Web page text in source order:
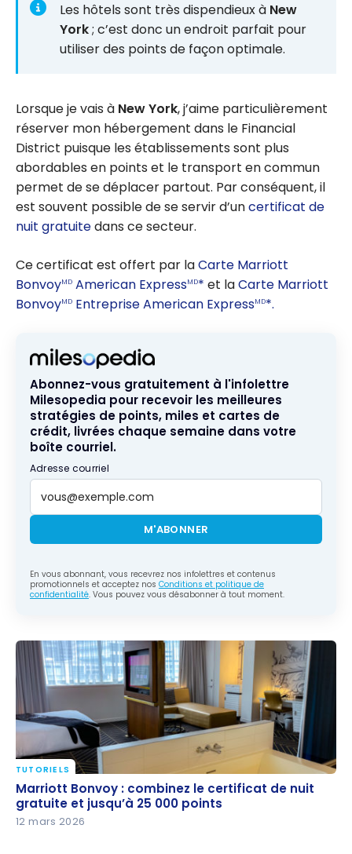
Les hôtels sont très dispendieux à New
York; c’est donc un endroit parfait pour
utiliser des points de façon optimale.
Lorsque je vais à New York, j’aime particulièrement
réserver mon hébergement dans le Financial
District puisque les établissements sont plus
abordables en points et le transport en commun
permet de se déplacer partout. Par conséquent, il
est souvent possible de se servir d’uncertificat de
nuit gratuitedans ce secteur.
Ce certificat est offert par laCarte Marriott
BonvoyMD American ExpressMD* et laCarte Marriott
BonvoyMD Entreprise American ExpressMD*.
Abonnez-vous gratuitement à l'infolettre
Milesopedia pour recevoir les meilleures
stratégies de points, miles et cartes de
crédit, livrées chaque semaine dans votre
boîte courriel.
Adresse courriel
M'ABONNER
En vous abonnant, vous recevrez nos infolettres et contenus
promotionnels et acceptez nos Conditions et politique de
confidentialité. Vous pouvez vous désabonner à tout moment.
Marriott Bonvoy : combinez le certificat de nuit
gratuite et jusqu’à 25 000 points
TUTORIELS
Marriott Bonvoy : combinez le certificat de nuit
gratuite et jusqu’à 25 000 points
12 mars 2026